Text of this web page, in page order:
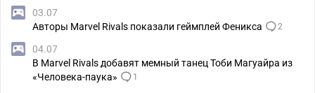
03.07
Авторы Marvel Rivals показали геймплей Феникса
2
04.07
В Marvel Rivals добавят мемный танец Тоби Магуайра из
«Человека-паука»
1